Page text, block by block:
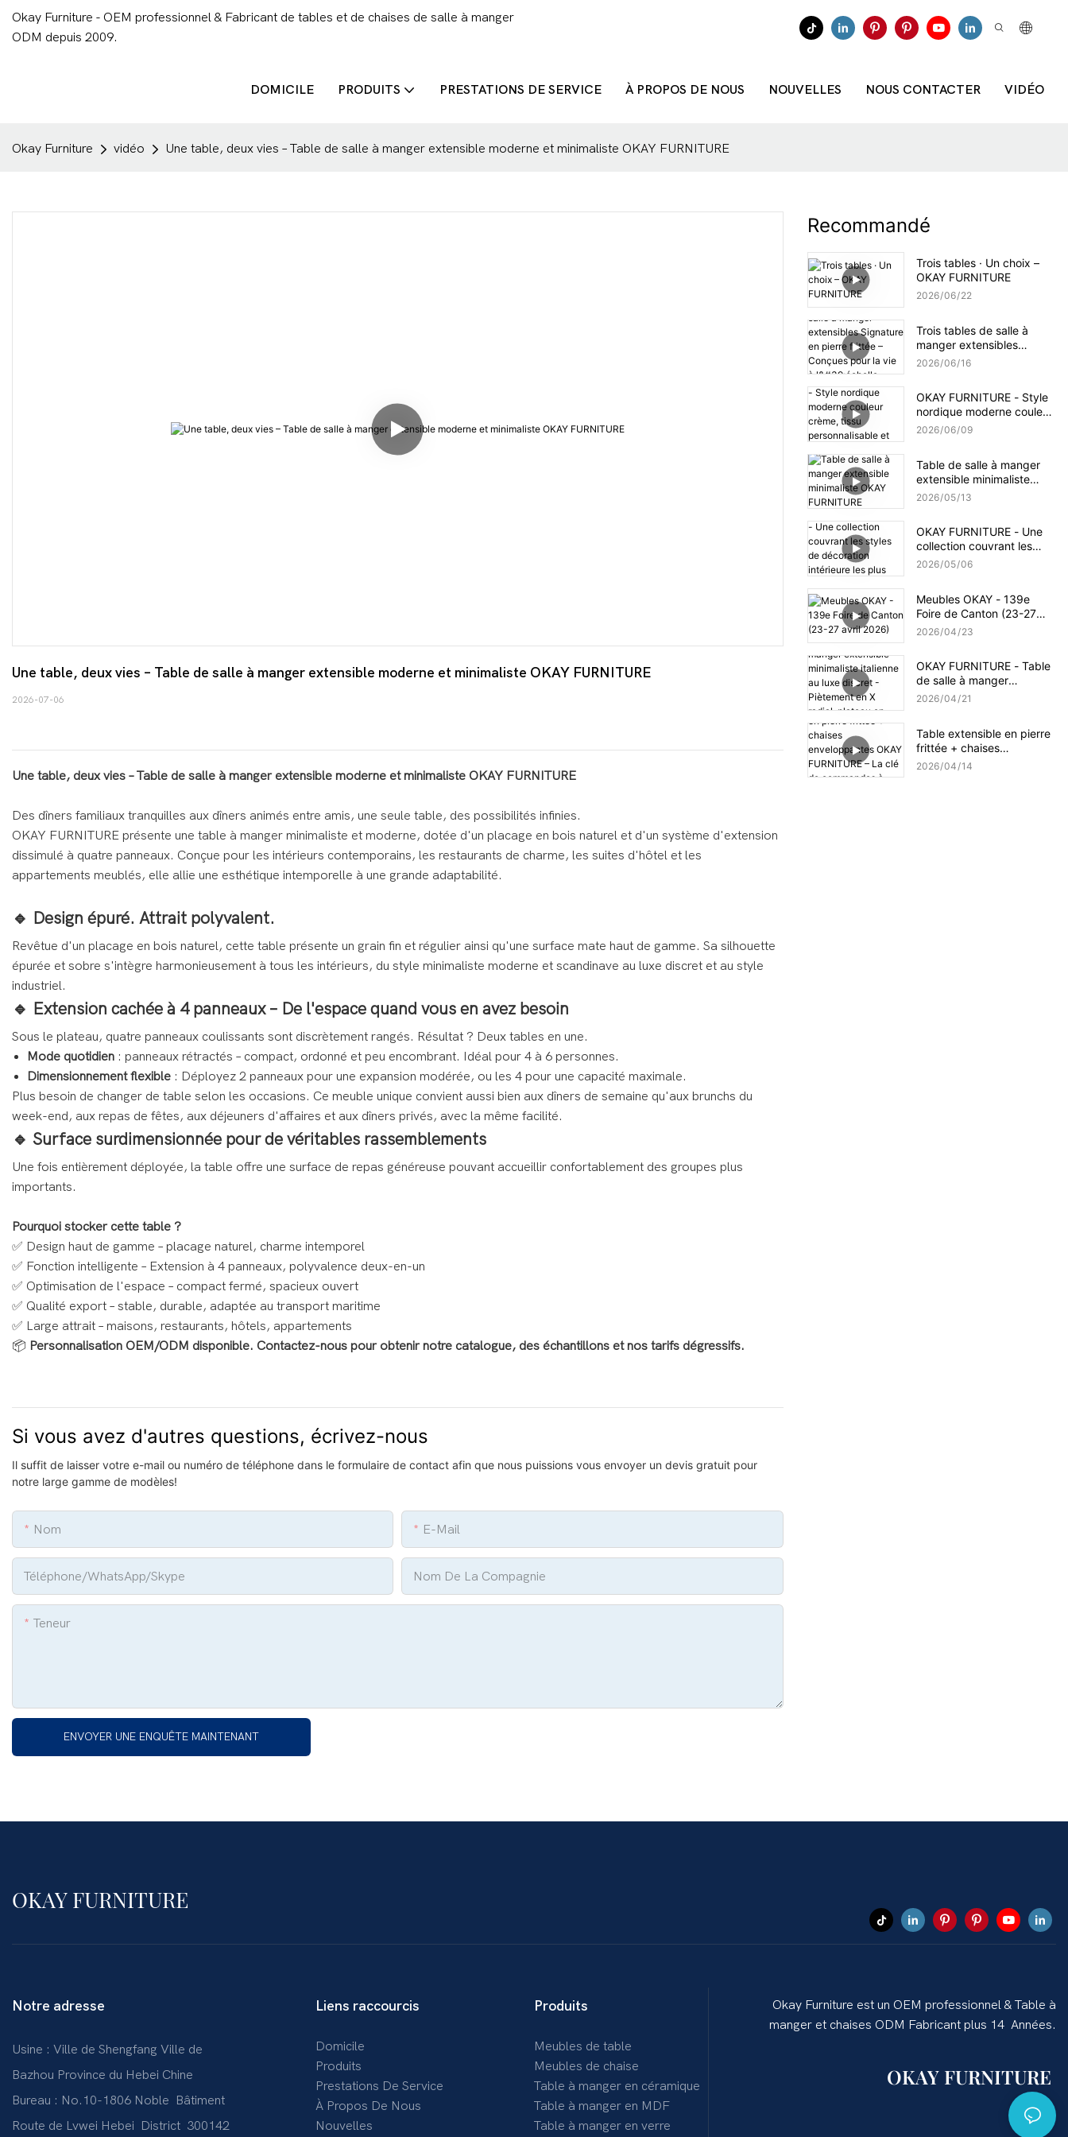
Okay Furniture - OEM professionnel & Fabricant de tables et de chaises de salle à manger
ODM depuis 2009.
DOMICILE PRODUITS PRESTATIONS DE SERVICE À PROPOS DE NOUS NOUVELLES NOUS CONTACTER VIDÉO
Okay Furniture vidéo Une table, deux vies – Table de salle à manger extensible moderne et minimaliste OKAY FURNITURE
Une table, deux vies – Table de salle à manger extensible moderne et minimaliste OKAY FURNITURE
2026-07-06
Une table, deux vies – Table de salle à manger extensible moderne et minimaliste OKAY FURNITURE
Des dîners familiaux tranquilles aux dîners animés entre amis, une seule table, des possibilités infinies.
OKAY FURNITURE présente une table à manger minimaliste et moderne, dotée d'un placage en bois naturel et d'un système d'extension
dissimulé à quatre panneaux. Conçue pour les intérieurs contemporains, les restaurants de charme, les suites d'hôtel et les
appartements meublés, elle allie une esthétique intemporelle à une grande adaptabilité.
🔹 Design épuré. Attrait polyvalent.
Revêtue d'un placage en bois naturel, cette table présente un grain fin et régulier ainsi qu'une surface mate haut de gamme. Sa silhouette
épurée et sobre s'intègre harmonieusement à tous les intérieurs, du style minimaliste moderne et scandinave au luxe discret et au style
industriel.
🔹 Extension cachée à 4 panneaux – De l'espace quand vous en avez besoin
Sous le plateau, quatre panneaux coulissants sont discrètement rangés. Résultat ? Deux tables en une.
Mode quotidien : panneaux rétractés – compact, ordonné et peu encombrant. Idéal pour 4 à 6 personnes.
Dimensionnement flexible : Déployez 2 panneaux pour une expansion modérée, ou les 4 pour une capacité maximale.
Plus besoin de changer de table selon les occasions. Ce meuble unique convient aussi bien aux dîners de semaine qu'aux brunchs du
week-end, aux repas de fêtes, aux déjeuners d'affaires et aux dîners privés, avec la même facilité.
🔹 Surface surdimensionnée pour de véritables rassemblements
Une fois entièrement déployée, la table offre une surface de repas généreuse pouvant accueillir confortablement des groupes plus
importants.
Pourquoi stocker cette table ?
✅ Design haut de gamme – placage naturel, charme intemporel
✅ Fonction intelligente – Extension à 4 panneaux, polyvalence deux-en-un
✅ Optimisation de l'espace – compact fermé, spacieux ouvert
✅ Qualité export – stable, durable, adaptée au transport maritime
✅ Large attrait – maisons, restaurants, hôtels, appartements
📦 Personnalisation OEM/ODM disponible. Contactez-nous pour obtenir notre catalogue, des échantillons et nos tarifs dégressifs.
Si vous avez d'autres questions, écrivez-nous
Il suffit de laisser votre e-mail ou numéro de téléphone dans le formulaire de contact afin que nous puissions vous envoyer un devis gratuit pour
notre large gamme de modèles!
Nom E-Mail
Téléphone/WhatsApp/Skype Nom De La Compagnie
Teneur
ENVOYER UNE ENQUÊTE MAINTENANT
Recommandé
Trois tables · Un choix –
OKAY FURNITURE
2026 06 22
Trois tables de salle à
manger extensibles
Signature en pierre frittée
2026 06 16
OKAY FURNITURE - Style
nordique moderne couleur
crème, tissu
2026 06 09
Table de salle à manger
extensible minimaliste
OKAY FURNITURE
2026 05 13
OKAY FURNITURE - Une
collection couvrant les
styles de décoration
2026 05 06
Meubles OKAY - 139e
Foire de Canton (23-27
avril 2026)
2026 04 23
OKAY FURNITURE - Table
de salle à manger
extensible minimaliste
plateau en ardoise de
qualité supérieure
2026 04 21
Table extensible en pierre
frittée + chaises
enveloppantes OKAY
2026 04 14
OKAY FURNITURE
Notre adresse
Usine : Ville de Shengfang Ville de
Bazhou Province du Hebei Chine
Bureau : No.10-1806 Noble Bâtiment
Route de Lvwei Hebei District 300142
Liens raccourcis
Domicile
Produits
Prestations De Service
À Propos De Nous
Nouvelles
Produits
Meubles de table
Meubles de chaise
Table à manger en céramique
Table à manger en MDF
Table à manger en verre
Okay Furniture est un OEM professionnel & Table à
manger et chaises ODM Fabricant plus 14 Années.
OKAY FURNITURE